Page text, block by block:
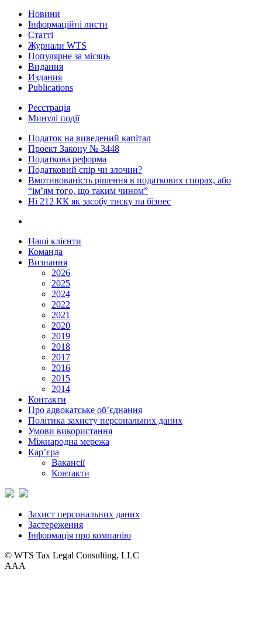
Новини
Інформаційні листи
Статті
Журнали WTS
Популярне за місяць
Видання
Издания
Publications
Реєстрація
Минулі події
Податок на виведений капітал
Проект Закону № 3448
Податкова реформа
Податковий спір чи злочин?
Вмотивованість рішення в податкових спорах, або
“ім’ям того, що таким чином”
Ні 212 КК як засобу тиску на бізнес
Наші клієнти
Команда
Визнання
2026
2025
2024
2022
2021
2020
2019
2018
2017
2016
2015
2014
Контакти
Про адвокатське об’єднання
Політика захисту персональних даних
Умови використання
Міжнародна мережа
Кар’єра
Вакансії
Контакти
Захист персональних даних
Застереження
Інформація про компанію
© WTS Tax Legal Consulting, LLC
AAA